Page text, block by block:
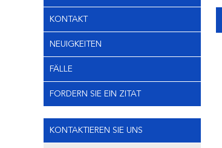
KONTAKT
NEUIGKEITEN
FÄLLE
FORDERN SIE EIN ZITAT
KONTAKTIEREN SIE UNS